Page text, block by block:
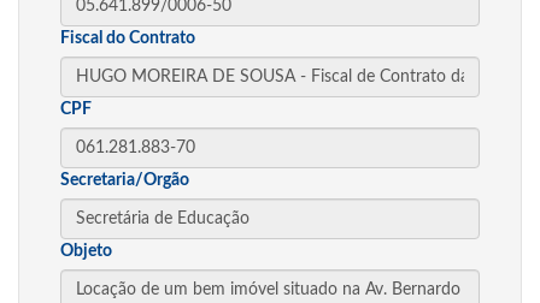
Fiscal do Contrato
CPF
Secretaria/Orgão
Objeto